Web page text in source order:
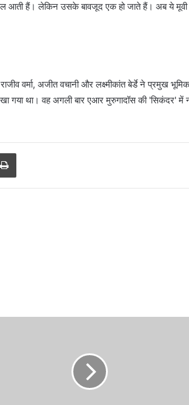
आती हैं। लेकिन उसके बावजूद एक हो जाते हैं। अब ये मूवी
वर्मा, अजीत वचानी और लक्ष्मीकांत बेर्डे ने प्रमुख
गया था। वह अगली बार एआर मुरुगादॉस की 'सिकंदर' में
Print